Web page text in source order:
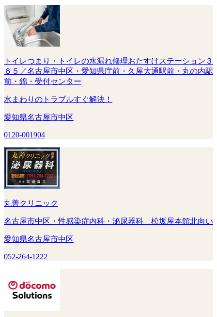
トイレつまり・トイレの水漏れ修理おたすけステーション３
６５／名古屋市中区・愛知県庁前・久屋大通駅前・丸の内駅
前・錦・受付センター
水まわりのトラブルすぐ解決！
愛知県名古屋市中区
0120-001904
丸善クリニック
名古屋市中区・性感染症内科・泌尿器科 松坂屋本館北向い
愛知県名古屋市中区
052-264-1222